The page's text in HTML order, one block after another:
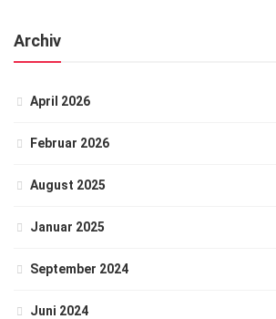
Archiv
April 2026
Februar 2026
August 2025
Januar 2025
September 2024
Juni 2024